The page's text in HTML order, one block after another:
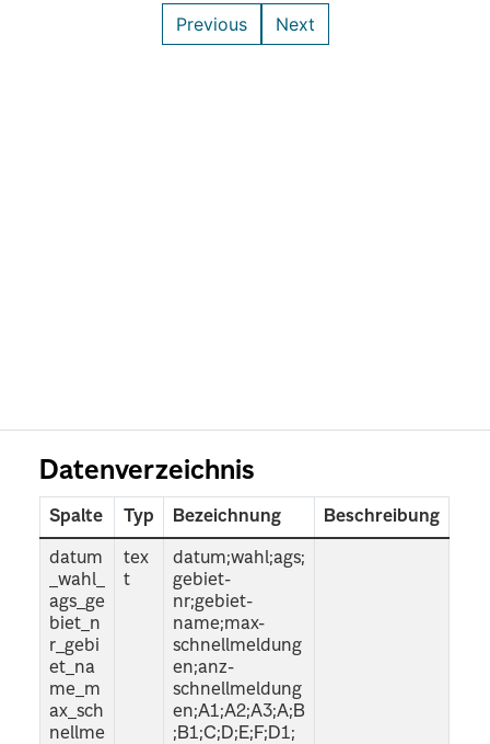
Datenverzeichnis
Spalte Typ Bezeichnung Beschreibung
datum
_wahl_
ags_ge
biet_n
r_gebi
et_na
me_m
ax_sch
nellme
tex
t
datum;wahl;ags;
gebiet-
nr;gebiet-
name;max-
schnellmeldung
en;anz-
schnellmeldung
en;A1;A2;A3;A;B
;B1;C;D;E;F;D1;